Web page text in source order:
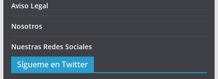
Aviso Legal
Nosotros
Nuestras Redes Sociales
Sígueme en Twitter